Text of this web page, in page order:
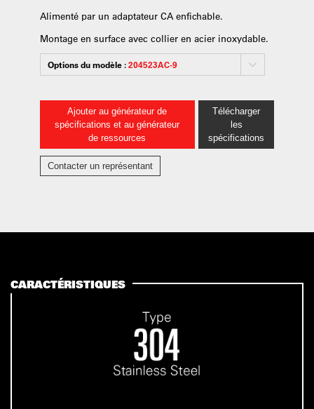
Alimenté par un adaptateur CA enfichable.
Montage en surface avec collier en acier inoxydable.
Options du modèle :204523AC-9
Ajouter au générateur de
spécifications et au générateur
de ressources
Télécharger
les
spécifications
Contacter un représentant
CARACTÉRISTIQUES